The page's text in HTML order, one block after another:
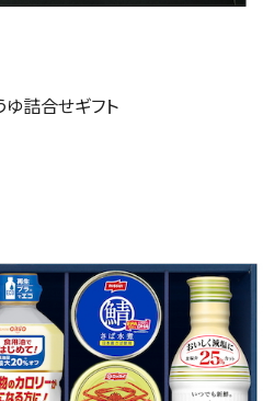
ゆ詰合せギフト